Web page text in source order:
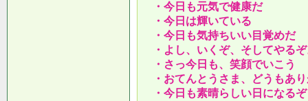
・今日も元気で健康だ
・今日は輝いている
・今日も気持ちいい目覚めだ
・よし、いくぞ、そしてやる
・さっ今日も、笑顔でいこう
・おてんとうさま、どうもあ
・今日も素晴らしい日になるぞ